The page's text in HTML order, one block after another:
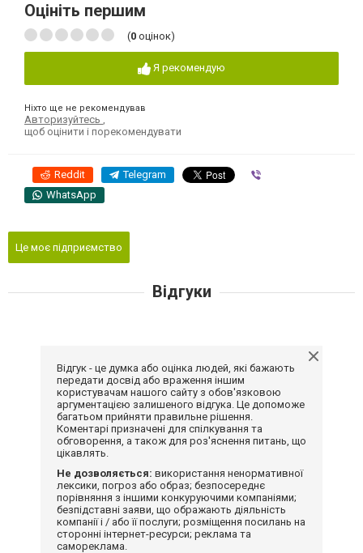
Оцініть першим
(0 оцінок)
Я рекомендую
Ніхто ще не рекомендував
Авторизуйтесь
щоб оцінити і порекомендувати
Reddit Telegram
WhatsApp
Це моє підприємство
Відгуки
Відгук - це думка або оцінка людей, які бажають
передати досвід або враження іншим
користувачам нашого сайту з обов'язковою
аргументацією залишеного відгука. Це допоможе
багатьом прийняти правильне рішення.
Коментарі призначені для спілкування та
обговорення, а також для роз'яснення питань, що
цікавлять.
Не дозволяється: використання ненормативної
лексики, погроз або образ; безпосереднє
порівняння з іншими конкуруючими компаніями;
безпідставні заяви, що ображають діяльність
компанії і / або її послуги; розміщення посилань на
сторонні інтернет-ресурси; реклама та
самореклама.